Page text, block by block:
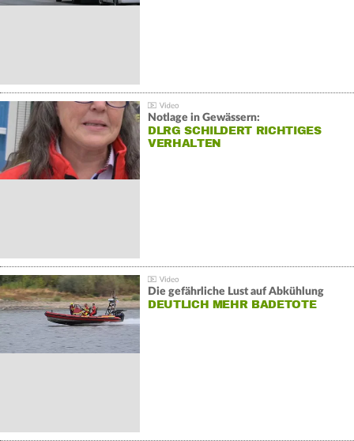
Notlage in Gewässern:
DLRG SCHILDERT RICHTIGES
VERHALTEN
Die gefährliche Lust auf Abkühlung
DEUTLICH MEHR BADETOTE